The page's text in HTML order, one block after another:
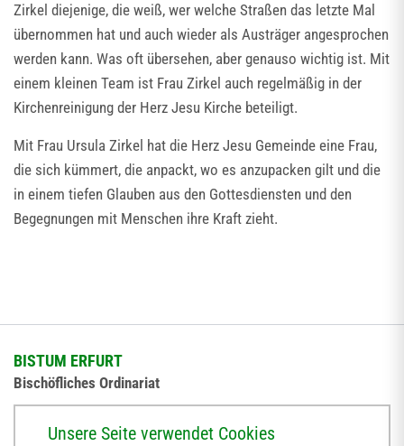
Zirkel diejenige, die weiß, wer welche Straßen das letzte Mal
übernommen hat und auch wieder als Austräger angesprochen
werden kann. Was oft übersehen, aber genauso wichtig ist. Mit
einem kleinen Team ist Frau Zirkel auch regelmäßig in der
Kirchenreinigung der Herz Jesu Kirche beteiligt.
Mit Frau Ursula Zirkel hat die Herz Jesu Gemeinde eine Frau,
die sich kümmert, die anpackt, wo es anzupacken gilt und die
in einem tiefen Glauben aus den Gottesdiensten und den
Begegnungen mit Menschen ihre Kraft zieht.
BISTUM ERFURT
Bischöfliches Ordinariat
Unsere Seite verwendet Cookies